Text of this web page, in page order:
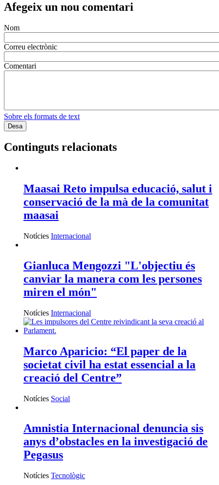
Afegeix un nou comentari
Nom
Correu electrònic
Comentari
Sobre els formats de text
Continguts relacionats
Maasai Reto impulsa educació, salut i
conservació de la mà de la comunitat
maasai
Notícies Internacional
Gianluca Mengozzi "L'objectiu és
canviar la manera com les persones
miren el món"
Notícies Internacional
Marco Aparicio: “El paper de la
societat civil ha estat essencial a la
creació del Centre”
Notícies Social
Amnistia Internacional denuncia sis
anys d’obstacles en la investigació de
Pegasus
Notícies Tecnològic